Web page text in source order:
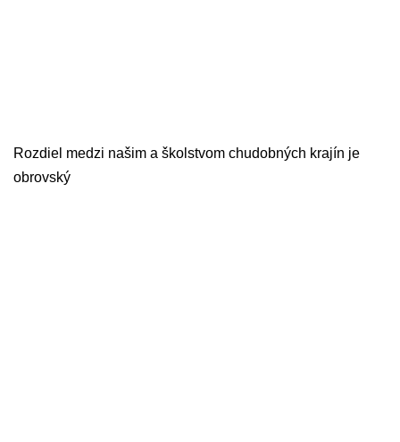
Rozdiel medzi našim a školstvom chudobných krajín je
obrovský